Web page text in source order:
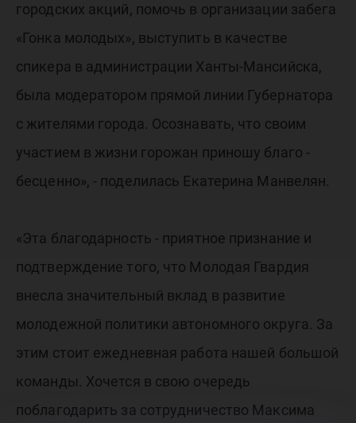
городских акций, помочь в организации забега
«Гонка молодых», выступить в качестве
спикера в администрации Ханты-Мансийска,
была модератором прямой линии Губернатора
с жителями города. Осознавать, что своим
участием в жизни горожан приношу благо -
бесценно», - поделилась Екатерина Манвелян.
«Эта благодарность - приятное признание и
подтверждение того, что Молодая Гвардия
внесла значительный вклад в развитие
молодежной политики автономного округа. За
этим стоит ежедневная работа нашей большой
команды. Хочется в свою очередь
поблагодарить за сотрудничество Максима